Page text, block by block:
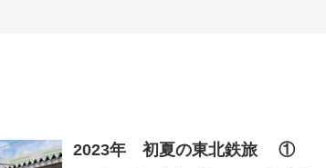
2023年 初夏の東北鉄旅 ①